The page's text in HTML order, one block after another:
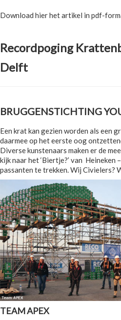
Download hier het artikel in pdf-
Recordpoging
Delft
BRUGGENSTICHTING
Een krat kan gezien worden als een
daarmee op het eerste oog
Diverse kunstenaars maken er de
kijk naar het ‘Biertje?’ van Heineken
passanten te trekken. Wij Civielers?
TEAM APEX